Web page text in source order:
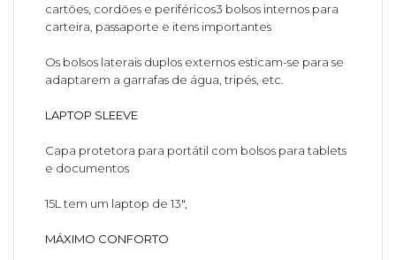
cartões, cordões e periféricos3 bolsos internos para
carteira, passaporte e itens importantes
Os bolsos laterais duplos externos esticam-se para se
adaptarem a garrafas de água, tripés, etc.
LAPTOP SLEEVE
Capa protetora para portátil com bolsos para tablets
e documentos
15L tem um laptop de 13",
MÁXIMO CONFORTO